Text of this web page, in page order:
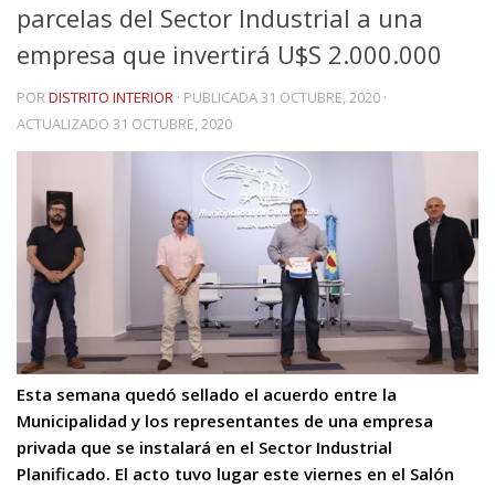
parcelas del Sector Industrial a una
empresa que invertirá U$S 2.000.000
PORDISTRITO INTERIOR · PUBLICADA31 OCTUBRE, 2020 ·
ACTUALIZADO 31 OCTUBRE, 2020
Esta semana quedó sellado el acuerdo entre la
Municipalidad y los representantes de una empresa
privada que se instalará en el Sector Industrial
Planificado. El acto tuvo lugar este viernes en el Salón